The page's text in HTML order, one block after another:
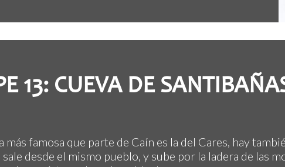
13: CUEVA DE
más famosa que parte de Caín es la del Cares, hay
desde el mismo pueblo, y sube por la ladera de las